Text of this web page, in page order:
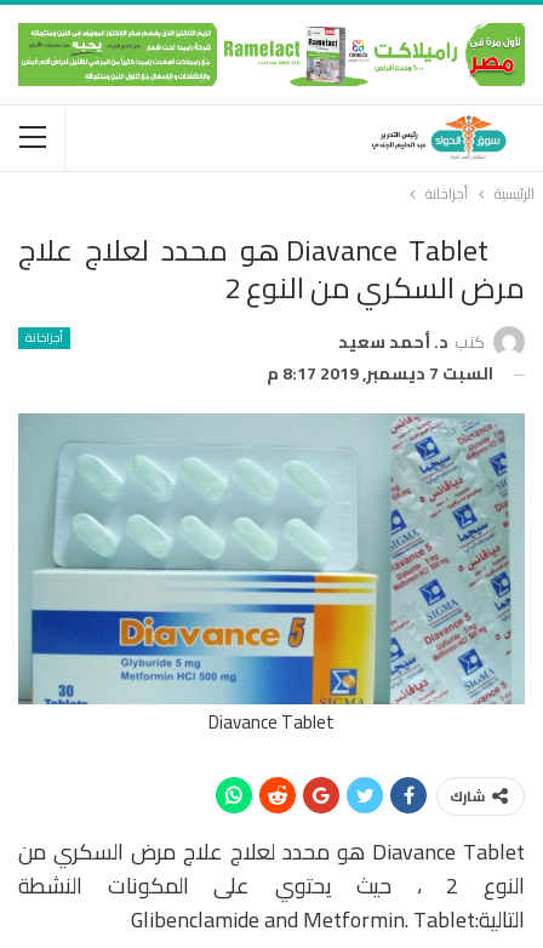
الرئيسية أجزاخانة
Diavance Tablet هو محدد لعلاج علاج
مرض السكري من النوع 2
أجزاخانة كتب د. أحمد سعيد
السبت 7 ديسمبر, 2019 8:17 م
Diavance Tablet
شارك
Diavance Tablet هو محدد لعلاج علاج مرض السكري من
النوع 2 ، حيث يحتوي على المكونات النشطة
التالية:Glibenclamide and Metformin. Tablet